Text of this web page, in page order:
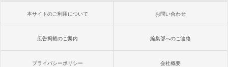
本サイトのご利用について お問い合わせ
広告掲載のご案内 編集部へのご連絡
プライバシーポリシー 会社概要